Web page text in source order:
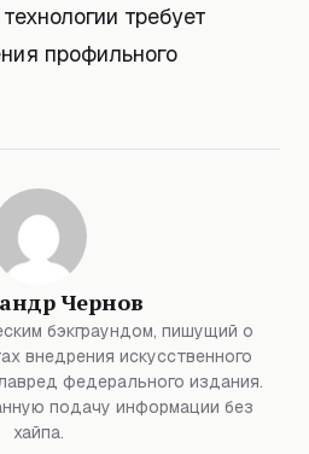
требует
профильного
Чернов
бэкграундом, пишущий о
внедрения искусственного
федерального издания.
подачу информации без
хайпа.